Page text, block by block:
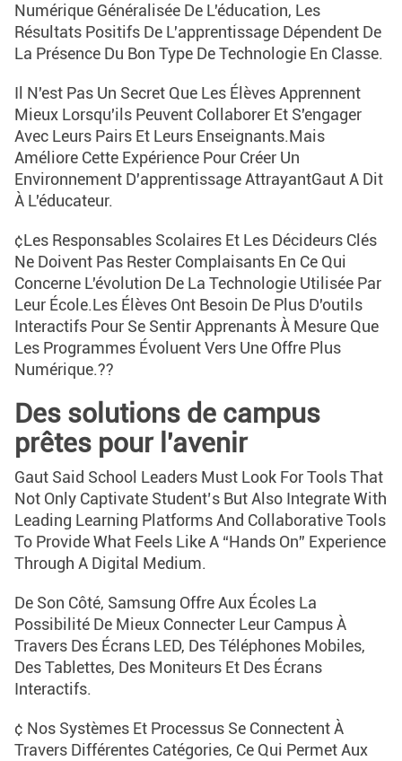
Numérique Généralisée De L'éducation, Les
Résultats Positifs De L'apprentissage Dépendent De
La Présence Du Bon Type De Technologie En Classe.
Il N'est Pas Un Secret Que Les Élèves Apprennent
Mieux Lorsqu'ils Peuvent Collaborer Et S'engager
Avec Leurs Pairs Et Leurs Enseignants.mais
Améliore Cette Expérience Pour Créer Un
Environnement D'apprentissage AttrayantGaut A Dit
À L'éducateur.
¢Les Responsables Scolaires Et Les Décideurs Clés
Ne Doivent Pas Rester Complaisants En Ce Qui
Concerne L'évolution De La Technologie Utilisée Par
Leur École.Les Élèves Ont Besoin De Plus D'outils
Interactifs Pour Se Sentir Apprenants À Mesure Que
Les Programmes Évoluent Vers Une Offre Plus
Numérique.??
Des solutions de campus
prêtes pour l'avenir
Gaut Said School Leaders Must Look For Tools That
Not Only Captivate Student’s But Also Integrate With
Leading Learning Platforms And Collaborative Tools
To Provide What Feels Like A “hands On” Experience
Through A Digital Medium.
De Son Côté, Samsung Offre Aux Écoles La
Possibilité De Mieux Connecter Leur Campus À
Travers Des Écrans LED, Des Téléphones Mobiles,
Des Tablettes, Des Moniteurs Et Des Écrans
Interactifs.
¢ Nos Systèmes Et Processus Se Connectent À
Travers Différentes Catégories, Ce Qui Permet Aux